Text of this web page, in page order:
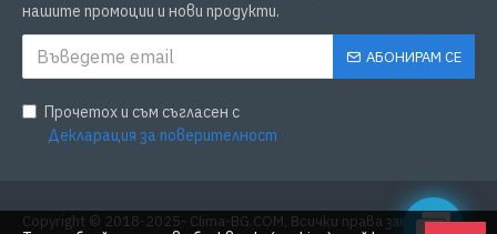
нашите промоции и нови продукти.
АБОНИРАМ СЕ
Прочетох и съм съгласен с
Декларация за поверителност
Copyright © 2018-2025- Clima-BG.COM, Всички права запазени